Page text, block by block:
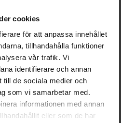
cookies
för att anpassa innehållet
tillhandahålla funktioner
vår trafik. Vi
identifierare och annan
till de sociala medier och
som vi samarbetar med.
informationen med annan
eller som de har
Ja
Nej
Nej
Ja
Ja